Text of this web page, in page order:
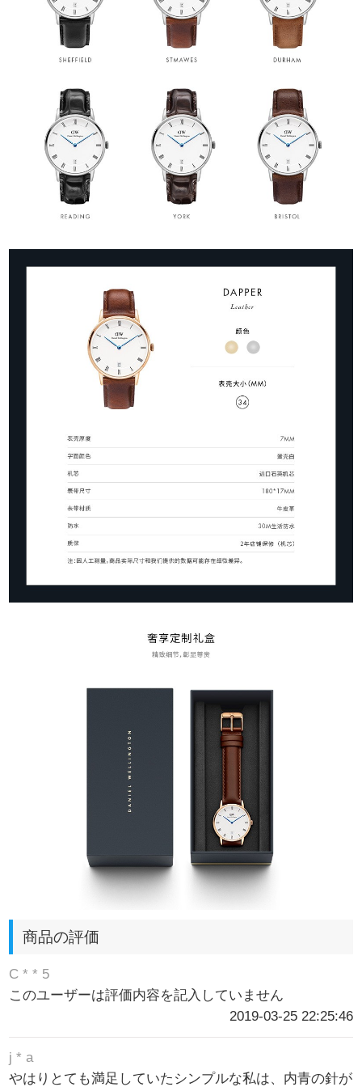
商品の評価
C * * 5
このユーザーは評価内容を記入していません
2019-03-25 22:25:46
j * a
やはりとても満足していたシンプルな私は、内青の針が